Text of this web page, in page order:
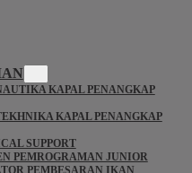
KAPAL PENANGKAP
KAPAL PENANGKAP
SUPPORT
PEMROGRAMAN JUNIOR